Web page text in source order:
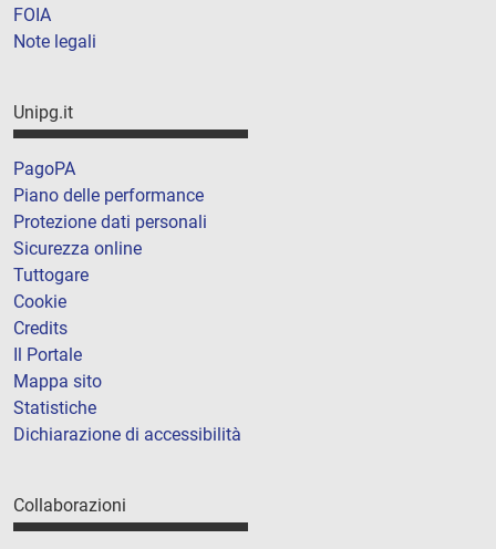
FOIA
Note legali
Unipg.it
PagoPA
Piano delle performance
Protezione dati personali
Sicurezza online
Tuttogare
Cookie
Credits
Il Portale
Mappa sito
Statistiche
Dichiarazione di accessibilità
Collaborazioni